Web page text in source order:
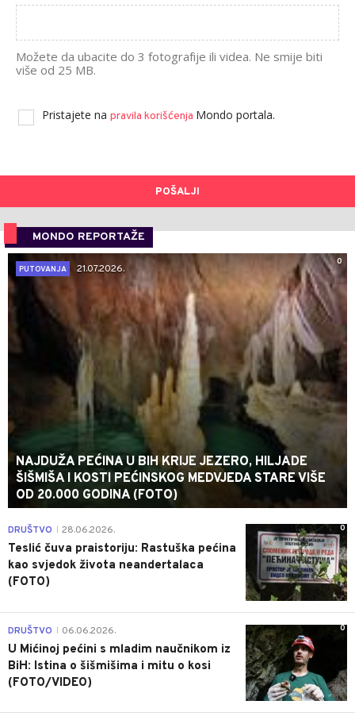
Možete da ubacite do 3 fotografije ili videa. Ne smije biti
više od 25 MB.
Pristajete na pravila korišćenja Mondo portala.
POŠALJI
MONDO REPORTAŽE
0
PUTOVANJA
21.07.2026.
NAJDUŽA PEĆINA U BIH KRIJE JEZERO, HILJADE
ŠIŠMIŠA I KOSTI PEĆINSKOG MEDVJEDA STARE VIŠE
OD 20.000 GODINA (FOTO)
0
DRUŠTVO 28.06.2026.
Teslić čuva praistoriju: Rastuška pećina
kao svjedok života neandertalaca
(FOTO)
0
DRUŠTVO 06.06.2026.
U Mićinoj pećini s mladim naučnikom iz
BiH: Istina o šišmišima i mitu o kosi
(FOTO/VIDEO)